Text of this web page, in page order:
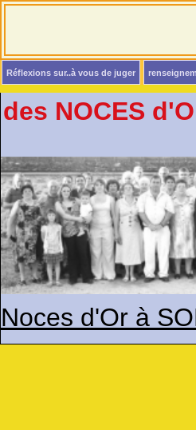
Réflexions sur..à vous de juger
des NOCES
Noces d'Or à